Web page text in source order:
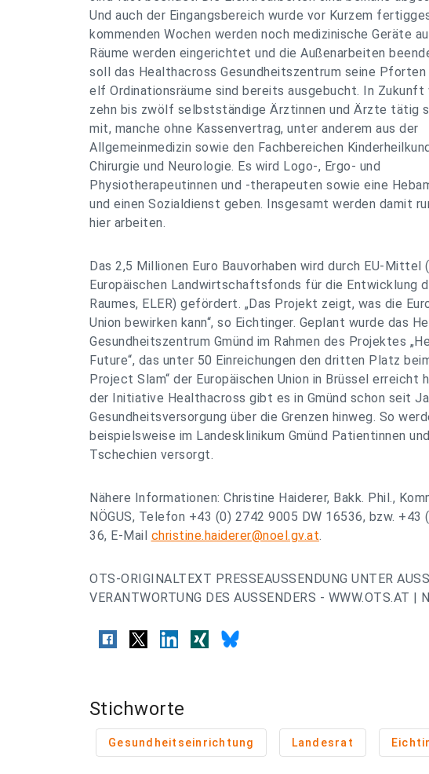
Und auch der Eingangsbereich wurde vor Kurzem
kommenden Wochen werden noch medizinische Geräte
Räume werden eingerichtet und die Außenarbeiten
soll das Healthacross Gesundheitszentrum seine
elf Ordinationsräume sind bereits ausgebucht. In Zukunft
zehn bis zwölf selbstständige Ärztinnen und Ärzte tätig
mit, manche ohne Kassenvertrag, unter anderem aus der
Allgemeinmedizin sowie den Fachbereichen
Chirurgie und Neurologie. Es wird Logo-, Ergo- und
Physiotherapeutinnen und -therapeuten sowie eine
und einen Sozialdienst geben. Insgesamt werden damit
hier arbeiten.
Das 2,5 Millionen Euro Bauvorhaben wird durch EU-Mittel
Europäischen Landwirtschaftsfonds für die Entwicklung
Raumes, ELER) gefördert. „Das Projekt zeigt, was die
Union bewirken kann“, so Eichtinger. Geplant wurde das
Gesundheitszentrum Gmünd im Rahmen des Projektes
Future“, das unter 50 Einreichungen den dritten Platz
Project Slam“ der Europäischen Union in Brüssel erreicht
der Initiative Healthacross gibt es in Gmünd schon seit
Gesundheitsversorgung über die Grenzen hinweg. So
beispielsweise im Landesklinikum Gmünd Patientinnen
Tschechien versorgt.
Nähere Informationen: Christine Haiderer, Bakk. Phil.,
NÖGUS, Telefon +43 (0) 2742 9005 DW 16536, bzw. +43
36, E-Mail christine.haiderer@noel.gv.at.
OTS-ORIGINALTEXT PRESSEAUSSENDUNG UNTER
VERANTWORTUNG DES AUSSENDERS - WWW.OTS.AT |
Stichworte
Gesundheitseinrichtung Landesrat